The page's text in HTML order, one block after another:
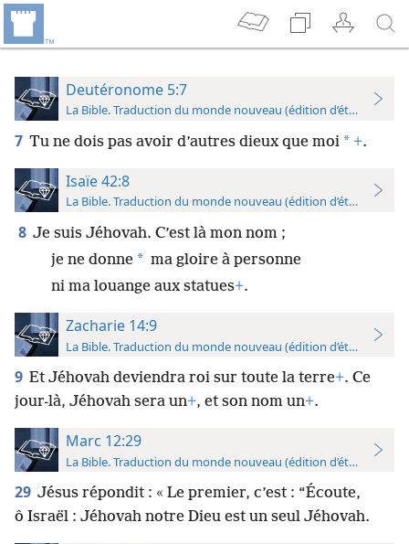
Deutéronome 5:7
La Bible. Traduction du monde nouveau (édition d’étude)
7 Tu ne dois pas avoir d’autres dieux que moi * +.
Isaïe 42:8
La Bible. Traduction du monde nouveau (édition d’étude)
8 Je suis Jéhovah. C’est là mon nom ;
je ne donne * ma gloire à personne
ni ma louange aux statues+.
Zacharie 14:9
La Bible. Traduction du monde nouveau (édition d’étude)
9 Et Jéhovah deviendra roi sur toute la terre+. Ce
jour-là, Jéhovah sera un+, et son nom un+.
Marc 12:29
La Bible. Traduction du monde nouveau (édition d’étude)
29 Jésus répondit : « Le premier, c’est : “Écoute,
ô Israël : Jéhovah notre Dieu est un seul Jéhovah.